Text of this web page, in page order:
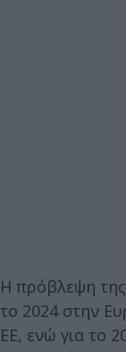
Η πρόβλεψη
το 2024 στην
ΕΕ, ενώ για το